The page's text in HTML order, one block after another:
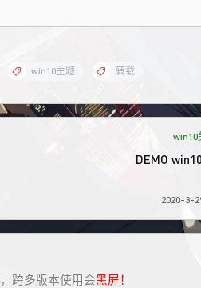
win10主题 转载
win10
DEMO
2020-3-
，跨多版本使用会黑屏！